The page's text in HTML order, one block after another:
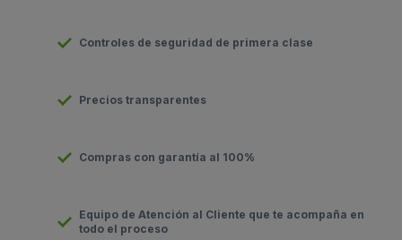
Controles de seguridad de primera clase
Precios transparentes
Compras con garantía al 100%
Equipo de Atención al Cliente que te acompaña en
todo el proceso